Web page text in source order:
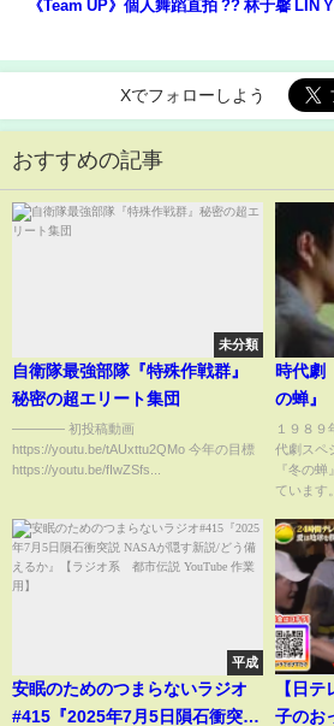
《Team UP》個人舞蹈直拍 ?? 林于馨 LIN
Xでフォローしよう
おすすめの記事
未分類
自衛隊最強部隊『特殊作戦群』
秘密の超エリート集団
———— 初投稿動画
https://youtu.be/tAUxttu2QMo 今年の目標
https://youtu.be/fIwZSfs...
時代劇
の蝉』
１９８９
代劇スペ
『冬の
ています
平成
安眠のためのつまらないラジオ
#415『2025年7月5日隕石衝突説
【日
子のお